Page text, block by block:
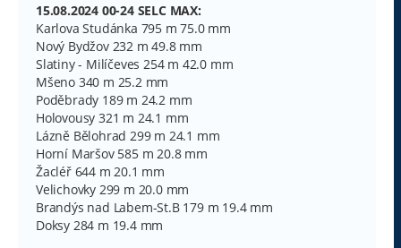
15.08.2024 00-24 SELC MAX:
Karlova Studánka 795 m 75.0 mm
Nový Bydžov 232 m 49.8 mm
Slatiny - Milíčeves 254 m 42.0 mm
Mšeno 340 m 25.2 mm
Poděbrady 189 m 24.2 mm
Holovousy 321 m 24.1 mm
Lázně Bělohrad 299 m 24.1 mm
Horní Maršov 585 m 20.8 mm
Žacléř 644 m 20.1 mm
Velichovky 299 m 20.0 mm
Brandýs nad Labem-St.B 179 m 19.4 mm
Doksy 284 m 19.4 mm